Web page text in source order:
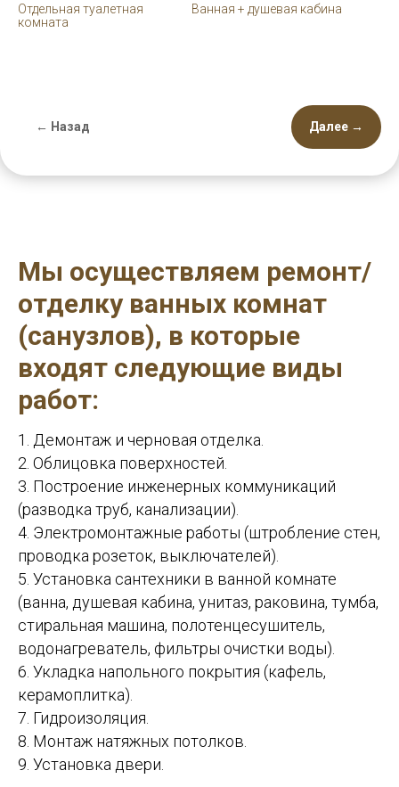
Отдельная туалетная
комната
Ванная + душевая кабина
← Назад Далее →
Мы осуществляем ремонт/
отделку ванных комнат
(санузлов), в которые
входят следующие виды
работ:
1. Демонтаж и черновая отделка.
2. Облицовка поверхностей.
3. Построение инженерных коммуникаций
(разводка труб, канализации).
4. Электромонтажные работы (штробление стен,
проводка розеток, выключателей).
5. Установка сантехники в ванной комнате
(ванна, душевая кабина, унитаз, раковина, тумба,
стиральная машина, полотенцесушитель,
водонагреватель, фильтры очистки воды).
6. Укладка напольного покрытия (кафель,
керамоплитка).
7. Гидроизоляция.
8. Монтаж натяжных потолков.
9. Установка двери.